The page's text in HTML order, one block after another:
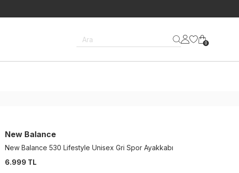
Ara 0
New Balance
New Balance 530 Lifestyle Unisex Gri Spor Ayakkabı
6.999 TL